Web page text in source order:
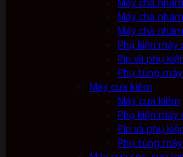
Máy chà
Máy chà
Phụ kiện máy
Pin và phụ
Phụ tùng
Máy cưa kiếm
Máy cưa kiếm
Phụ kiện máy
Pin và phụ
Phụ tùng